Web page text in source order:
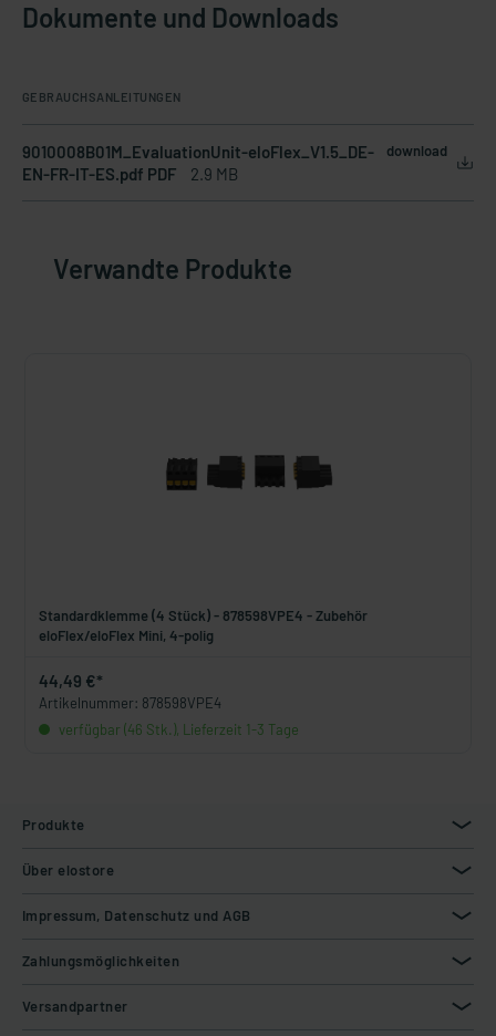
Dokumente und Downloads
GEBRAUCHSANLEITUNGEN
9010008B01M_EvaluationUnit-eloFlex_V1.5_DE-
EN-FR-IT-ES.pdf PDF
2.9 MB
download
Verwandte Produkte
Standardklemme (4 Stück) - 878598VPE4 - Zubehör
eloFlex/eloFlex Mini, 4-polig
44,49 €*
Artikelnummer: 878598VPE4
verfügbar (46 Stk.), Lieferzeit 1-3 Tage
Produkte
Über elostore
Impressum, Datenschutz und AGB
Zahlungsmöglichkeiten
Versandpartner